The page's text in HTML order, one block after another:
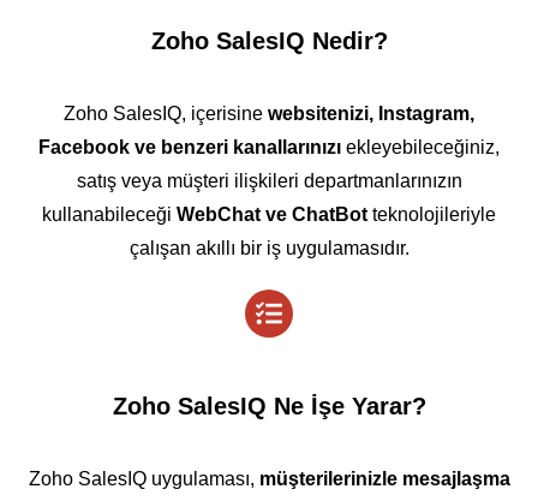
Zoho SalesIQ Nedir?
Zoho SalesIQ, içerisine websitenizi, Instagram,
Facebook ve benzeri kanallarınızı ekleyebileceğiniz,
satış veya müşteri ilişkileri departmanlarınızın
kullanabileceği WebChat ve ChatBot teknolojileriyle
çalışan akıllı bir iş uygulamasıdır.
Zoho SalesIQ Ne İşe Yarar?
Zoho SalesIQ uygulaması, müşterilerinizle mesajlaşma